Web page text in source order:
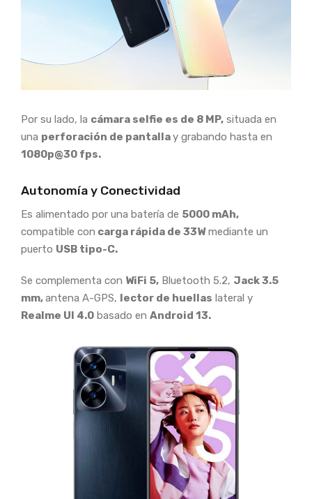
Por su lado, la cámara selfie es de 8 MP, situada en
una perforación de pantallay grabando hasta en
1080p@30 fps.
Autonomía y Conectividad
Es alimentado por una batería de 5000 mAh,
compatible con carga rápida de 33Wmediante un
puerto USB tipo-C.
Se complementa con WiFi 5, Bluetooth 5.2, Jack 3.5
mm,antena A-GPS, lector de huellas lateral y
Realme UI 4.0 basado en Android 13.